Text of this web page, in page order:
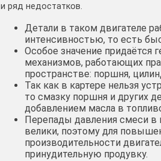
и ряд недостатков.
Детали в таком двигателе
интенсивностью, то есть
Особое значение придаётся
механизмов, работающих
пространстве: поршня,
Так как в картере нельзя
то смазку поршня и других
добавлением масла в
Перепады давления смеси в
велики, поэтому для
производительности
принудительную продувку.